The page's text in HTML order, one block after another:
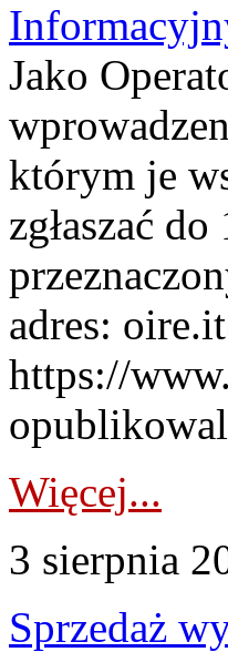
Jako
którym je
zgłaszać
adres:
https://
Więcej...
3 sierpnia
Sprzedaż